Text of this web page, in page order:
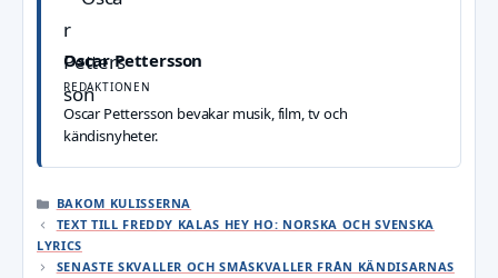
Oscar Pettersson
REDAKTIONEN
Oscar Pettersson bevakar musik, film, tv och
kändisnyheter.
KATEGORIER
BAKOM KULISSERNA
TEXT TILL FREDDY KALAS HEY HO: NORSKA OCH SVENSKA
LYRICS
SENASTE SKVALLER OCH SMÅSKVALLER FRÅN KÄNDISARNAS